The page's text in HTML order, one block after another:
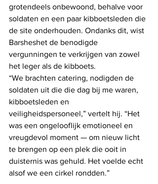
grotendeels onbewoond, behalve voor
soldaten en een paar kibboetsleden die
de site onderhouden. Ondanks dit, wist
Barsheshet de benodigde
vergunningen te verkrijgen van zowel
het leger als de kibboets.
“We brachten catering, nodigden de
soldaten uit die die dag bij me waren,
kibboetsleden en
veiligheidspersoneel,” vertelt hij. “Het
was een ongelooflijk emotioneel en
vreugdevol moment — om nieuw licht
te brengen op een plek die ooit in
duisternis was gehuld. Het voelde echt
alsof we een cirkel rondden.”